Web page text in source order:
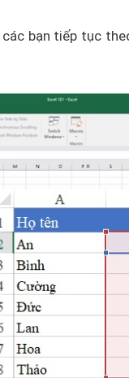
bạn tiếp tục